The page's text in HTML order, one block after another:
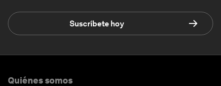
Suscríbete hoy
Quiénes somos